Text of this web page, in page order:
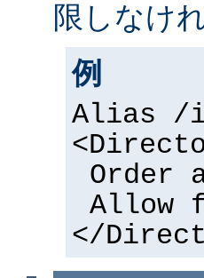
限しなけ
例
Alias /
Order
Allow
</